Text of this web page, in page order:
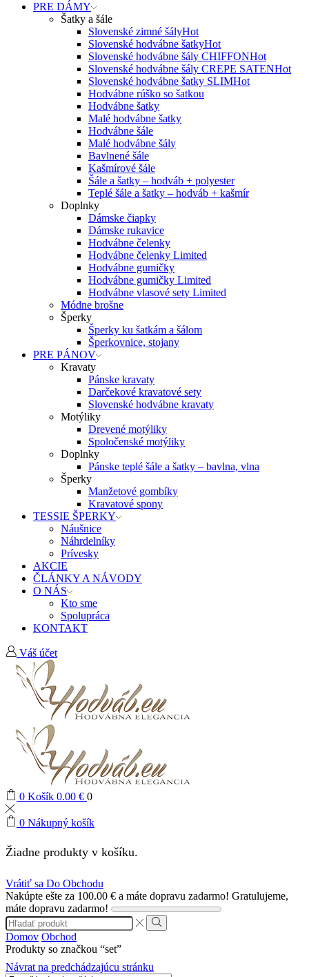
PRE DÁMY
Šatky a šále
Slovenské zimné šályHot
Slovenské hodvábne šatkyHot
Slovenské hodvábne šály CHIFFONHot
Slovenské hodvábne šály CREPE SATENHot
Slovenské hodvábne šatky SLIMHot
Hodvábne rúško so šatkou
Hodvábne šatky
Malé hodvábne šatky
Hodvábne šále
Malé hodvábne šály
Bavlnené šále
Kašmírové šále
Šále a šatky – hodváb + polyester
Teplé šále a šatky – hodváb + kašmír
Doplnky
Dámske čiapky
Dámske rukavice
Hodvábne čelenky
Hodvábne čelenky Limited
Hodvábne gumičky
Hodvábne gumičky Limited
Hodvábne vlasové sety Limited
Módne brošne
Šperky
Šperky ku šatkám a šálom
Šperkovnice, stojany
PRE PÁNOV
Kravaty
Pánske kravaty
Darčekové kravatové sety
Slovenské hodvábne kravaty
Motýliky
Drevené motýliky
Spoločenské motýliky
Doplnky
Pánske teplé šále a šatky – bavlna, vlna
Šperky
Manžetové gombíky
Kravatové spony
TESSIE ŠPERKY
Náušnice
Náhrdelníky
Prívesky
AKCIE
ČLÁNKY A NÁVODY
O NÁS
Kto sme
Spolupráca
KONTAKT
Váš účet
0 Košík 0.00 € 0
0 Nákupný košík
Žiadne produkty v košíku.
Vrátiť sa Do Obchodu
Nakúpte ešte za 100.00 € a máte dopravu zadarmo! Gratulujeme,
máte dopravu zadarmo!
Search
input
Search
Domov Obchod
Produkty so značkou “set”
Návrat na predchádzajúcu stránku